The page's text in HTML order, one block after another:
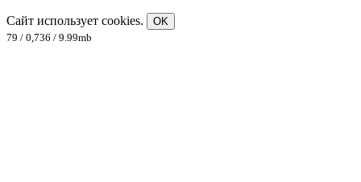
Сайт использует cookies.
OK
79 / 0,736 / 9.99mb